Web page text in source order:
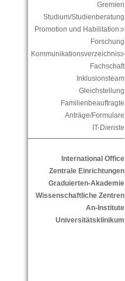
Gremien
Studium/Studienberatung
Promotion und Habilitation
Forschung
Kommunikationsverzeichnis
Fachschaft
Inklusionsteam
Gleichstellung
Familienbeauftragte
Anträge/Formulare
IT-Dienste
International Office
Zentrale Einrichtungen
Graduierten-Akademie
Wissenschaftliche Zentren
An-Institute
Universitätsklinikum